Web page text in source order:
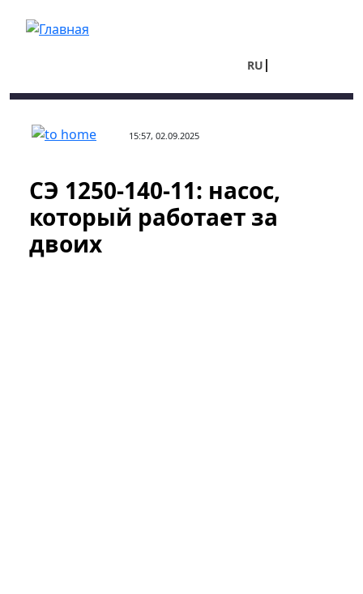
RU
15:57, 02.09.2025
СЭ 1250-140-11: насос,
который работает за
двоих